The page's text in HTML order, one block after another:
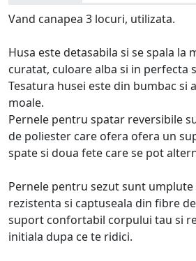
Vand canapea 3 locuri, utilizata.
Husa este detasabila si se spala la
curatat, culoare alba si in perfecta
Tesatura husei este din bumbac si
moale.
Pernele pentru spatar reversibile
de poliester care ofera ofera un
spate si doua fete care se pot
Pernele pentru sezut sunt umplute
rezistenta si captuseala din fibre
suport confortabil corpului tau si
initiala dupa ce te ridici.